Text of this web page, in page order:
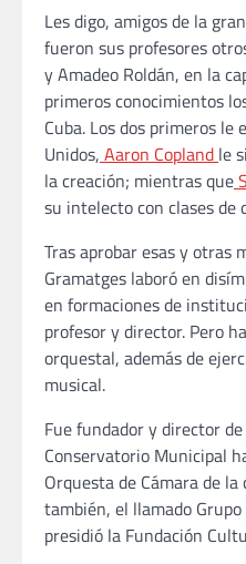
Les digo, amigos de la
fueron sus profesores
y Amadeo Roldán, en la
primeros conocimientos
Cuba. Los dos primeros le
Unidos, Aaron Copland le
la creación; mientras que
su intelecto con clases de
Tras aprobar esas y otras
Gramatges laboró en
en formaciones de
profesor y director. Pero
orquestal, además de
musical.
Fue fundador y director
Conservatorio Municipal
Orquesta de Cámara de
también, el llamado
presidió la Fundación